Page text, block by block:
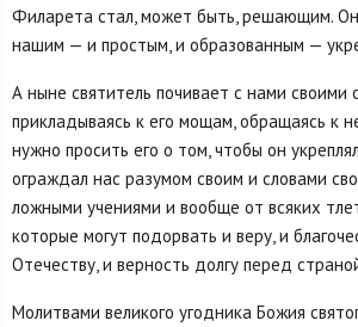
Филарета стал, может быть, решающим.
нашим — и простым, и образованным —
А ныне святитель почивает с нами своими
прикладываясь к его мощам, обращаясь к
нужно просить его о том, чтобы он
ограждал нас разумом своим и словами
ложными учениями и вообще от всяких
которые могут подорвать и веру, и
Отечеству, и верность долгу перед
Молитвами великого угодника Божия